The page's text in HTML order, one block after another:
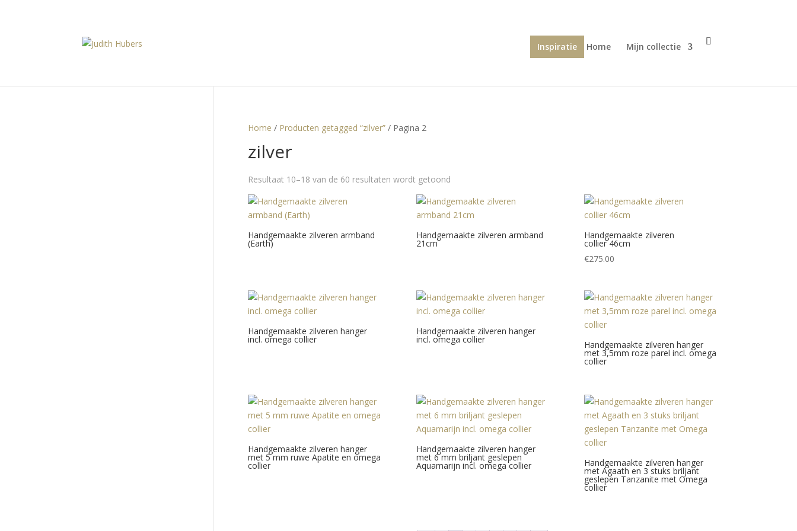
Inspiratie Home Mijn collectie
Home / Producten getagged “zilver”/ Pagina 2
zilver
Resultaat 10–18 van de 60 resultaten wordt getoond
Handgemaakte zilveren armband
(Earth)
Handgemaakte zilveren armband
21cm
Handgemaakte zilveren
collier 46cm
€275.00
Handgemaakte zilveren hanger
incl. omega collier
Handgemaakte zilveren hanger
incl. omega collier Handgemaakte zilveren hanger
met 3,5mm roze parel incl. omega
collier
Handgemaakte zilveren hanger
met 5 mm ruwe Apatite en omega
collier
Handgemaakte zilveren hanger
met 6 mm briljant geslepen
Aquamarijn incl. omega collier Handgemaakte zilveren hanger
met Agaath en 3 stuks briljant
geslepen Tanzanite met Omega
collier